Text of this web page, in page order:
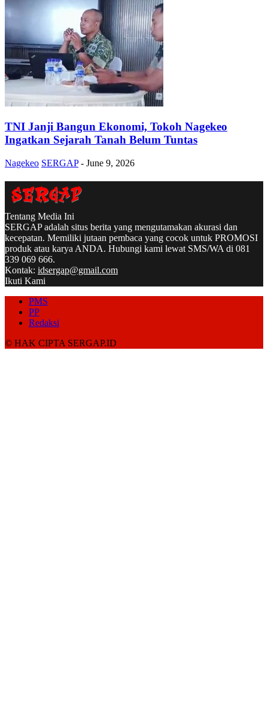
TNI Janji Bangun Ekonomi, Tokoh Nagekeo
Ingatkan Sejarah Tanah Belum Tuntas
Nagekeo SERGAP - June 9, 2026
Tentang Media Ini
SERGAP adalah situs berita yang mengutamakan akurasi dan
kecepatan. Memiliki jutaan pembaca yang cocok untuk PROMOSI
produk atau karya ANDA. Hubungi kami lewat SMS/WA di 081
339 069 666.
Kontak: idsergap@gmail.com
Ikuti Kami
PMS
PP
Redaksi
© HAK CIPTA SERGAP.ID